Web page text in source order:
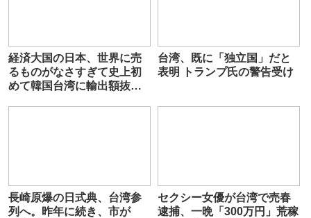
経済大国の日本、世界に売
るものがなさすぎて史上初
めて韓国台湾に輸出額抜か
台湾、既に「独立国」だと
表明 トランプ氏の警告受け
長崎原爆の日式典、台湾参
列へ。昨年に続き、市が
セクシー女優が台湾で売春
逮捕、一晩「300万円」荒稼